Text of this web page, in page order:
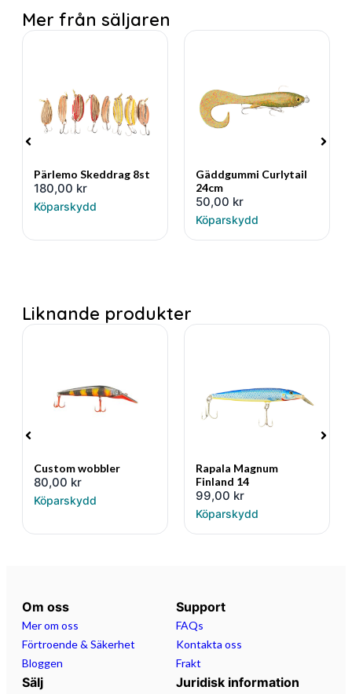
Mer från säljaren
Pärlemo Skeddrag 8st
180,00 kr
Köparskydd
Gäddgummi Curlytail
24cm
50,00 kr
Köparskydd
Liknande produkter
Custom wobbler
80,00 kr
Köparskydd
Rapala Magnum
Finland 14
99,00 kr
Köparskydd
Om oss
Mer om oss
Förtroende & Säkerhet
Bloggen
Support
FAQs
Kontakta oss
Frakt
Sälj Juridisk information